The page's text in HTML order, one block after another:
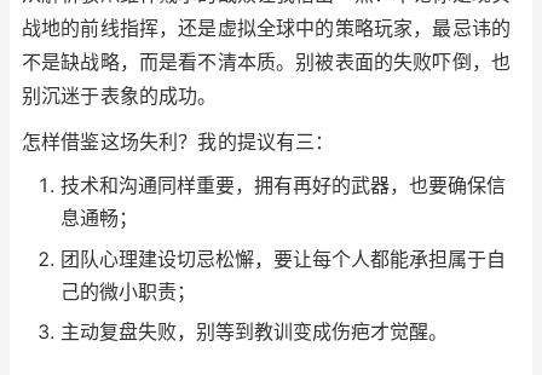
战地的前线指挥，还是虚拟全球中的策略玩家，最忌讳的
不是缺战略，而是看不清本质。别被表面的失败吓倒，也
别沉迷于表象的成功。
怎样借鉴这场失利？我的提议有三：
技术和沟通同样重要，拥有再好的武器，也要确保信
息通畅；
团队心理建设切忌松懈，要让每个人都能承担属于自
己的微小职责；
主动复盘失败，别等到教训变成伤疤才觉醒。